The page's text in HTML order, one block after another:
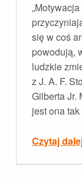
się w coś
powodują,
ludzkie
z J. A. F.
Gilberta Jr.
jest ona
Czytaj